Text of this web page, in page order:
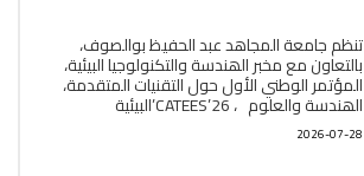
تنظم جامعة المجاهد عبد الحفيظ بوالصوف،
بالتعاون مع مخبر الھندسة والتكنولوجيا البیئیة،
المؤتمر الوطني الأول حول التقنيات المتقدمة،
الھندسة والعلوم ، CATEES’26’البیئية
2026-07-28